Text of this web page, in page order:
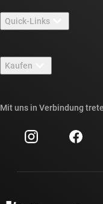
Stellenangebote
Newsroom
Veranstaltungen
Quick-Links
TI E2E™-Design-
Querverweis-Suche
Kaufen
Häufig gestellte
Mit uns in Verbindung